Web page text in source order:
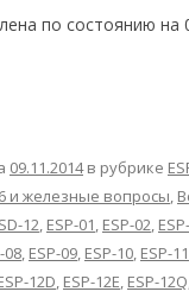
по состоянию на
09.11.2014в рубрике
и железные вопросы,
12, ESP-01, ESP-02,
08, ESP-09, ESP-10, ESP-11
12D, ESP-12E, ESP-12Q